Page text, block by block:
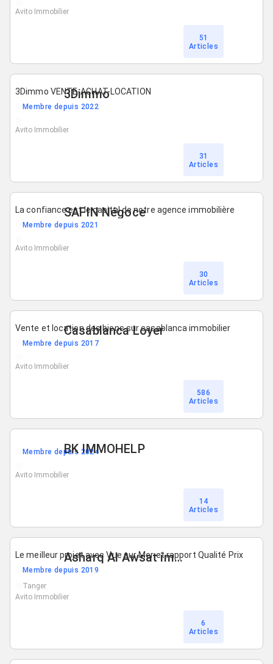
Avito Immobilier
51
Articles
3Dimmo
3Dimmo VENTE-ACHAT-LOCATION
Membre depuis 2022
Avito Immobilier
31
Articles
SAFIN Négoce
La confiance est le capital de notre agence immobilière
Membre depuis 2021
Avito Immobilier
30
Articles
Casablanca Loyer
Vente et location des biens sur casablanca immobilier
Membre depuis 2017
Avito Immobilier
586
Articles
BK IMMOHELP
Membre depuis 2024
Avito Immobilier
14
Articles
Asharq Al Awsat immobilier
Le meilleur projet avec Vue sur Mer et rapport Qualité Prix
Membre depuis 2019
Tanger
Avito Immobilier
6
Articles